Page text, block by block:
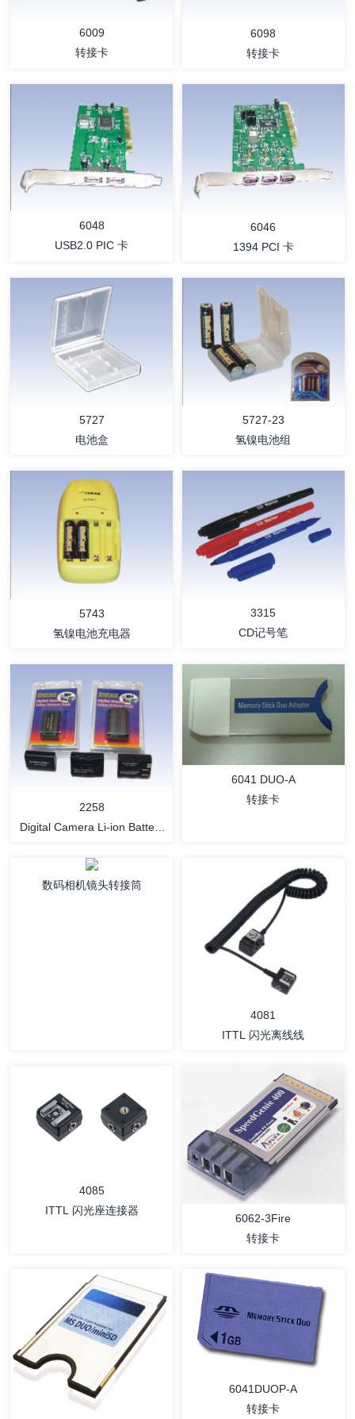
详情
6009
转接卡
详情
6098
转接卡
详情
6048
USB2.0 PIC 卡
详情
6046
1394 PCI 卡
详情
5727
电池盒
详情
5727-23
氢镍电池组
详情
5743
氢镍电池充电器
详情
3315
CD记号笔
2258
Digital Camera Li-ion Battery
详情
6041 DUO-A
转接卡
数码相机镜头转接筒
详情
4081
ITTL 闪光离线线
详情
4085
ITTL 闪光座连接器
详情
6062-3Fire
转接卡
6041DUOP-A
转接卡